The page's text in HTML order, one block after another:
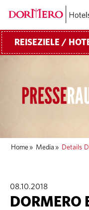
REISEZIELE /
Home » Media » Details
08.10.2018
DORMERO